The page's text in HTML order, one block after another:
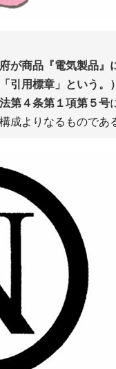
が商品『電気製品
引用標章」という。
第４条第１項第５号
成よりなるものであ